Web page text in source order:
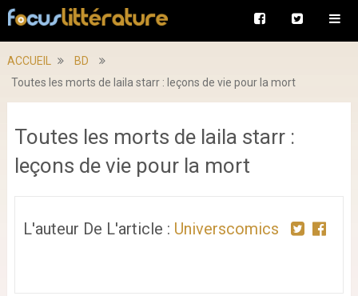
ACCUEIL
BD
Toutes les morts de laila starr : leçons de vie pour la mort
Toutes les morts de laila starr :
leçons de vie pour la mort
L'auteur De L'article : Universcomics